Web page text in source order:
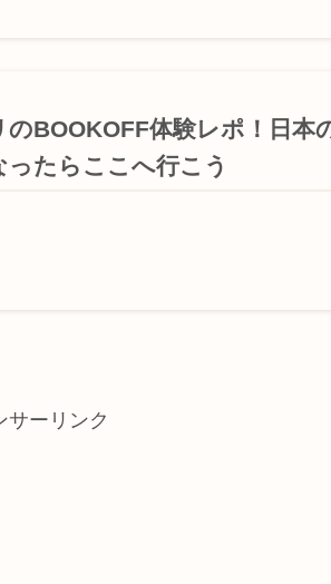
のBOOKOFF体験レポ！日本
ったらここへ行こう
サーリンク